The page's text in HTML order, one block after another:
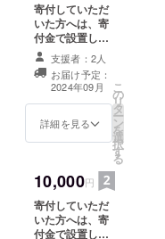
寄付していただ
いた方へは、寄
付金で設置した
ライフジャケッ
トレンタルス
テーション活動
内容の報告メー
ルを送付いたし
ます。 ご希望に
浴場をお知らせ
ください。 （条
件は、管理者も
しくは、ライフ
支援者：2人
お届け予定：
2024年09月
詳細を見る
こ
の
リ
タ
ー
ン
を
選
択
す
る
10,000円
寄付していただ
いた方へは、寄
付金で設置した